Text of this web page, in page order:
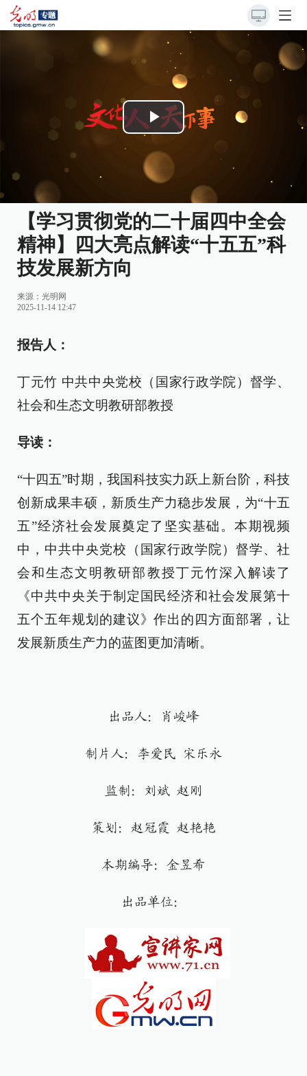
Play
Video
【学习贯彻党的二十届四中全会
精神】四大亮点解读“十五五”科
技发展新方向
来源： 光明网
2025-11-14 12:47
报告人：
丁元竹 中共中央党校（国家行政学院）督学、
社会和生态文明教研部教授
导读：
“十四五”时期，我国科技实力跃上新台阶，科技
创新成果丰硕，新质生产力稳步发展，为“十五
五”经济社会发展奠定了坚实基础。本期视频
中，中共中央党校（国家行政学院）督学、社
会和生态文明教研部教授丁元竹深入解读了
《中共中央关于制定国民经济和社会发展第十
五个五年规划的建议》作出的四方面部署，让
发展新质生产力的蓝图更加清晰。
出品人：肖峻峰
制片人：李爱民 宋乐永
监制：刘斌 赵刚
策划：赵冠霞 赵艳艳
本期编导：金昱希
出品单位：